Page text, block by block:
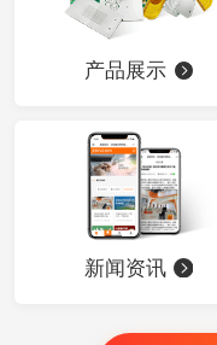
产品展示
新闻资讯